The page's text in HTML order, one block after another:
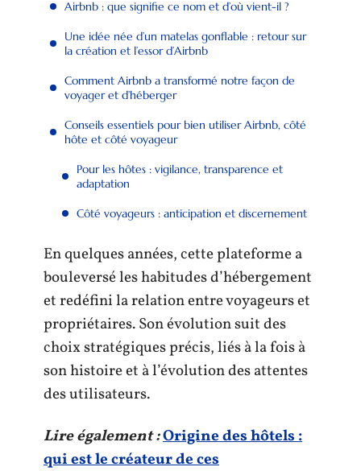
Airbnb : que signifie ce nom et d’où vient-il ?
Une idée née d’un matelas gonflable : retour sur
la création et l’essor d’Airbnb
Comment Airbnb a transformé notre façon de
voyager et d’héberger
Conseils essentiels pour bien utiliser Airbnb, côté
hôte et côté voyageur
Pour les hôtes : vigilance, transparence et
adaptation
Côté voyageurs : anticipation et discernement
En quelques années, cette plateforme a
bouleversé les habitudes d’hébergement
et redéfini la relation entre voyageurs et
propriétaires. Son évolution suit des
choix stratégiques précis, liés à la fois à
son histoire et à l’évolution des attentes
des utilisateurs.
Lire également :Origine des hôtels :
qui est le créateur de ces